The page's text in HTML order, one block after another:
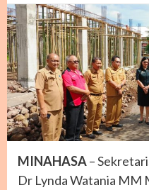
MINAHASA–
Dr Lynda Watania MM